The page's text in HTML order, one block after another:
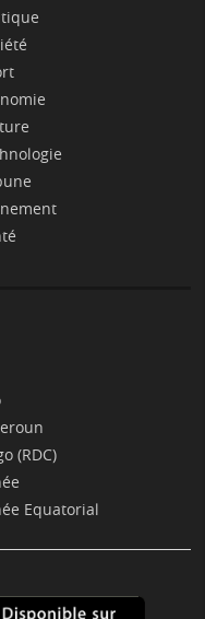
(RDC)
Equatorial